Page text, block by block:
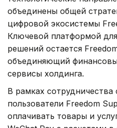
объединены общей
цифровой экосистемы
Ключевой платформой
решений остается
объединяющий
сервисы холдинга.
В рамках
пользователи Freedom
оплачивать товары и